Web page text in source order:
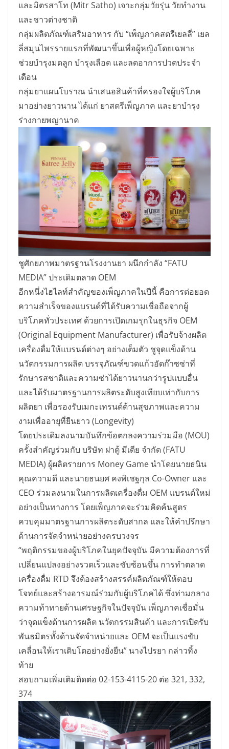
และมิตรสาโท (Mitr Satho) เจาะกลุ่มวัยรุ่น วัยทำงาน
และชาวต่างชาติ
กลุ่มผลิตภัณฑ์เสริมอาหาร กับ “เพ็ญภาคสตรีเยลลี่” เยล
ลี่สมุนไพรรายแรกที่พัฒนาขึ้นเพื่อผู้หญิงโดยเฉพาะ
ช่วยบำรุงมดลูก บำรุงเลือด และลดอาการปวดประจำ
เดือน
กลุ่มยาแผนโบราณ นำเสนอสินค้าที่ครองใจผู้บริโภค
มาอย่างยาวนาน ได้แก่ ยาสตรีเพ็ญภาค และยาบำรุง
ร่างกายพญานาค
ชูศักยภาพมาตรฐานโรงงานยา ผนึกกำลัง “FATU
MEDIA” ประเดิมตลาด OEM
อีกหนึ่งไฮไลท์สำคัญของเพ็ญภาคในปีนี้ คือการต่อยอด
ความสำเร็จของแบรนด์ที่ได้รับความเชื่อถือจากผู้
บริโภคทั่วประเทศ ด้วยการเปิดเกมรุกในธุรกิจ OEM
(Original Equipment Manufacturer) เพื่อรับจ้างผลิต
เครื่องดื่มให้แบรนด์ต่างๆ อย่างเต็มตัว ชูจุดแข็งด้าน
นวัตกรรมการผลิต บรรจุภัณฑ์ขวดแก้วอัดก๊าซซ่าที่
รักษารสชาติและความซ่าได้ยาวนานกว่ารูปแบบอื่น
และได้รับมาตรฐานการผลิตระดับสูงเทียบเท่ากับการ
ผลิตยา เพื่อรองรับเมกะเทรนด์ด้านสุขภาพและความ
งามเพื่ออายุที่ยืนยาว (Longevity)
โดยประเดิมลงนามบันทึกข้อตกลงความร่วมมือ (MOU)
ครั้งสำคัญร่วมกับ บริษัท ฝาตู้ มีเดีย จำกัด (FATU
MEDIA) ผู้ผลิตรายการ Money Game นำโดยนายธนิน
คุณความดี และนายธนยศ คงพิเชฐกุล Co-Owner และ
CEO ร่วมลงนามในการผลิตเครื่องดื่ม OEM แบรนด์ใหม่
อย่างเป็นทางการ โดยเพ็ญภาคจะร่วมคิดค้นสูตร
ควบคุมมาตรฐานการผลิตระดับสากล และให้คำปรึกษา
ด้านการจัดจำหน่ายอย่างครบวงจร
“พฤติกรรมของผู้บริโภคในยุคปัจจุบัน มีความต้องการที่
เปลี่ยนแปลงอย่างรวดเร็วและซับซ้อนขึ้น การทำตลาด
เครื่องดื่ม RTD จึงต้องสร้างสรรค์ผลิตภัณฑ์ให้ตอบ
โจทย์และสร้างอารมณ์ร่วมกับผู้บริโภคได้ ซึ่งท่ามกลาง
ความท้าทายด้านเศรษฐกิจในปัจจุบัน เพ็ญภาคเชื่อมั่น
ว่าจุดแข็งด้านการผลิต นวัตกรรมสินค้า และการเปิดรับ
พันธมิตรทั้งด้านจัดจำหน่ายและ OEM จะเป็นแรงขับ
เคลื่อนให้เราเติบโตอย่างยั่งยืน” นางไปรยา กล่าวทิ้ง
ท้าย
สอบถามเพิ่มเติมติดต่อ 02-153-4115-20 ต่อ 321, 332,
374